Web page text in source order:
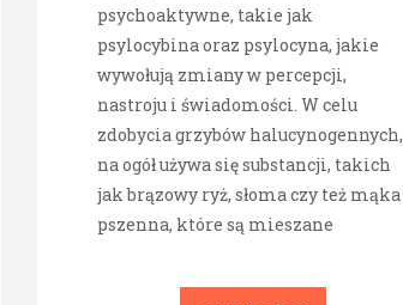
psychoaktywne, takie jak
psylocybina oraz psylocyna, jakie
wywołują zmiany w percepcji,
nastroju i świadomości. W celu
zdobycia grzybów halucynogennych,
na ogół używa się substancji, takich
jak brązowy ryż, słoma czy też mąka
pszenna, które są mieszane